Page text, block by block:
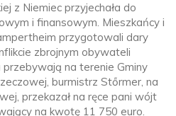
z Niemiec przyjechała do
i finansowym. Mieszkańcy i
przygotowali dary
zbrojnym obywateli
przebywają na terenie Gminy
burmistrz Stőrmer, na
przekazał na ręce pani wójt
na kwotę 11 750 euro.